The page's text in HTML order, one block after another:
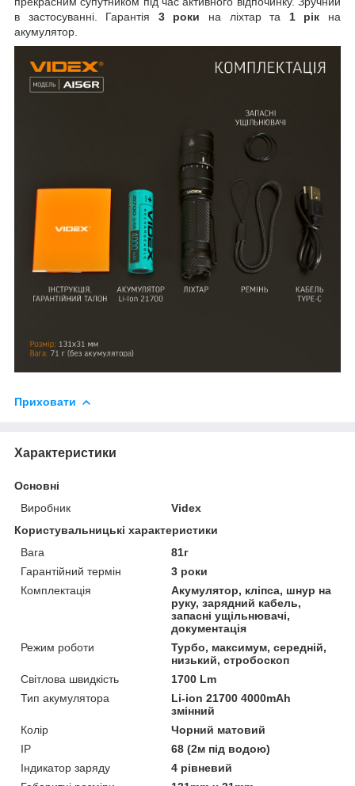
в застосуванні. Гарантія 3 роки на ліхтар та 1 рік на
акумулятор.
Приховати
Характеристики
Основні
Виробник
Videx
Користувальницькі характеристики
Вага
81г
Гарантійний термін
3 роки
Комплектація
Акумулятор, кліпса, шнур на
руку, зарядний кабель,
запасні ущільнювачі,
документація
Режим роботи
Турбо, максимум, середній,
низький, стробоскоп
Світлова швидкість
1700 Lm
Тип акумулятора
Li-ion 21700 4000mAh
змінний
Колір
Чорний матовий
IP
68 (2м під водою)
Індикатор заряду
4 рівневий